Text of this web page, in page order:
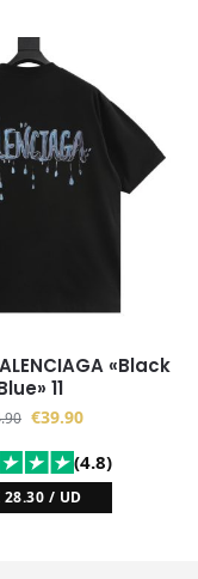
«Black
11
€39.90
(4.8)
28.30 / UD